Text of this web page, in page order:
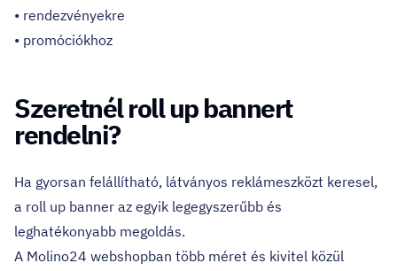
• rendezvényekre
• promóciókhoz
Szeretnél roll up bannert
rendelni?
Ha gyorsan felállítható, látványos reklámeszközt keresel,
a roll up banner az egyik legegyszerűbb és
leghatékonyabb megoldás.
A Molino24 webshopban több méret és kivitel közül